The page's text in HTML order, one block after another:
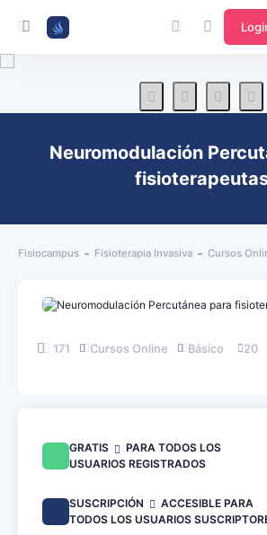
Neuromodulación
Fisiocampus Fisioterapia Invasiva Cursos
171 Cursos Online Básico 20
GRATIS
PARA TODOS LOS
USUARIOS REGISTRADOS
SUSCRIPCIÓN
ACCESIBLE PARA
TODOS LOS USUARIOS